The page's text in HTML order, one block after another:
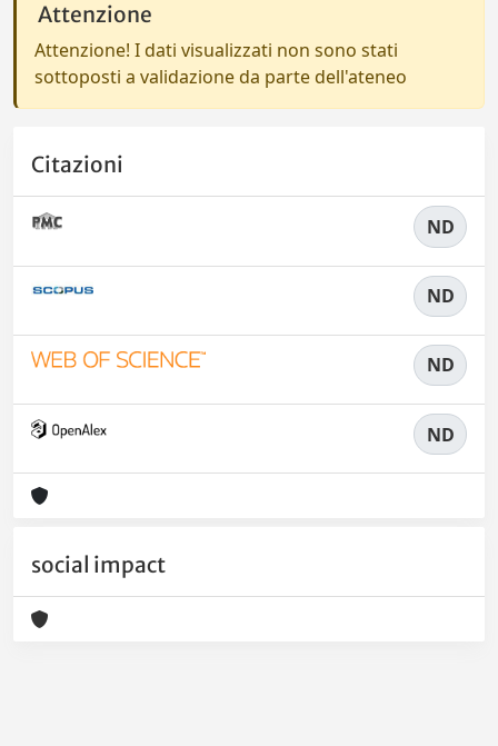
Attenzione
Attenzione! I dati visualizzati non sono stati
sottoposti a validazione da parte dell'ateneo
Citazioni
ND
ND
ND
ND
social impact